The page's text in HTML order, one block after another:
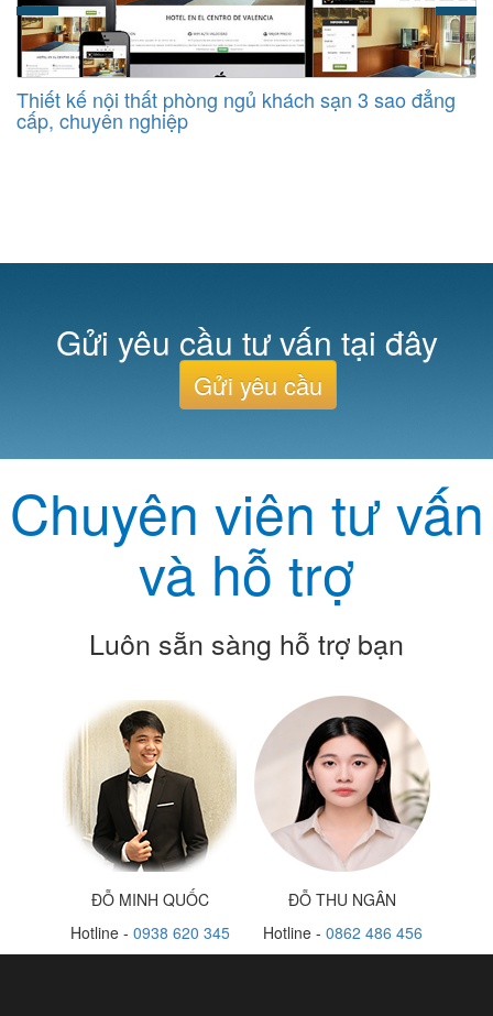
Thiết kế nội thất phòng ngủ khách sạn 3 sao đẳng
cấp, chuyên nghiệp
Gửi yêu cầu tư vấn tại đây
Gửi yêu cầu
Chuyên viên tư vấn
và hỗ trợ
Luôn sẵn sàng hỗ trợ bạn
ĐỖ MINH QUỐC
Hotline - 0938 620 345
ĐỖ THU NGÂN
Hotline - 0862 486 456